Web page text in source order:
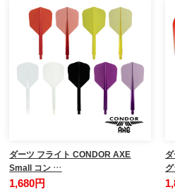
ダーツ フライト CONDOR AXE
Small コン …
1,680円